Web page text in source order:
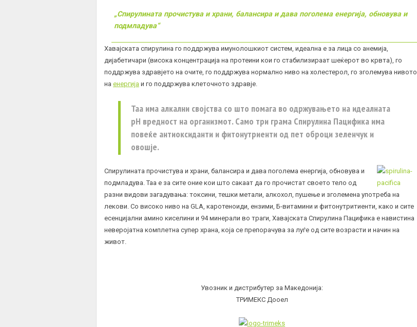
„Спирулината прочистува и храни, балансира и дава поголема енергија, обновува и
подмладува“
Хавајската спирулина го поддржува имунолошкиот систем, идеална е за лица со анемија
дијабетичари (висока концентрација на протеини кои го стабилизираат шеќерот во крвта), го
поддржува здравјето на очите, го поддржува нормално ниво на холестерол , го зголемува нивото
на енергија и го поддржува клеточното здравје.
Таа има алкални својства со што помага во одржувањето на идеалната
pH вредност на организмот. Само три грама Спирулина Пацифика има
повеќе антиоксиданти и фитонутриенти од пет оброци зеленчук и
овошје.
Спирулината прочистува и храни, балансира и дава поголема енергија, обновува и
подмладува. Таа е за сите оние кои што сакаат да го прочистат своето тело од
разни видови загадувања: токсини, тешки метали, алкохол, пушење и зголемена употреба на
лекови. Со високо ниво на GLA, каротеноиди, ензими, Б-витамини и фитонутритиенти, како и сите
есенцијални амино киселини и 94 минерали во траги, Хавајската Спирулина Пацифика е навистина
неверојатна комплетна супер храна, која се препорачува за луѓе од сите возрасти и начин на
живот.
Увозник и дистрибутер за Македонија:
ТРИМЕКС Дооел